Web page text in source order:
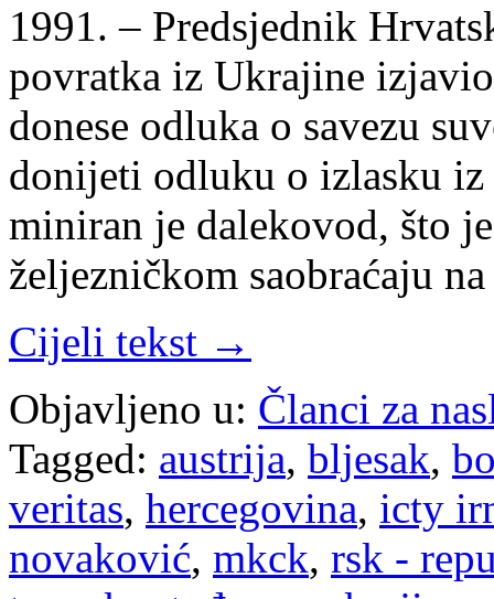
1991. – Predsjednik
povratka iz Ukrajine
donese odluka o savezu
donijeti odluku o izlasku iz
miniran je dalekovod, što
željezničkom saobraćaju
Cijeli tekst →
Objavljeno u: Članci za
Tagged: austrija, bljesak,
veritas, hercegovina, icty
novaković, mkck, rsk -